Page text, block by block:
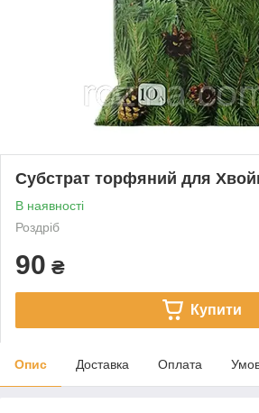
Субстрат торфяний для
В наявності
Роздріб
90 ₴
Купити
Опис Доставка Оплата